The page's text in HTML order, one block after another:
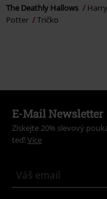
The Deathly Hallows
Harry
Potter
Tričko
E-Mail Newsletter
Získejte 20% slevový
teď! Více